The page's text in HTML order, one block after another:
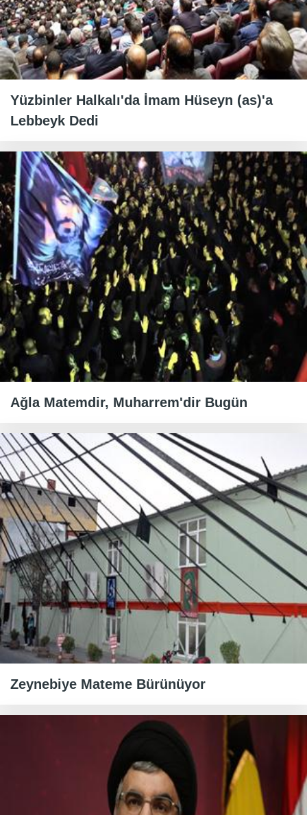
Yüzbinler Halkalı'da İmam Hüseyn (as)'a
Lebbeyk Dedi
Ağla Matemdir, Muharrem'dir Bugün
Zeynebiye Mateme Bürünüyor